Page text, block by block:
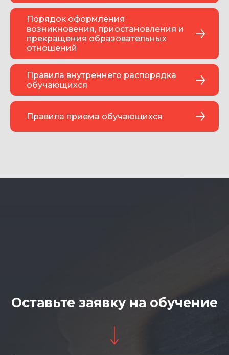
Порядок оформления
возникновения, приостановления и
прекращения образовательных
отношений
Правила внутреннего распорядка
обучающихся
Правила приема обучающихся
Оставьте заявку на обучение